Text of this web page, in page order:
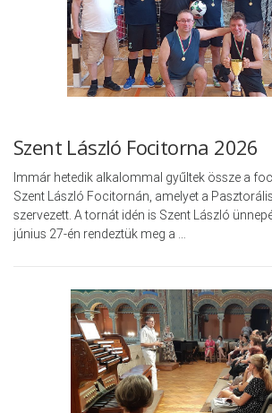
Szent László Focitorna 2026
Immár hetedik alkalommal gyűltek össze a
Szent László Focitornán, amelyet a
szervezett. A tornát idén is Szent László
június 27-én rendeztük meg a …